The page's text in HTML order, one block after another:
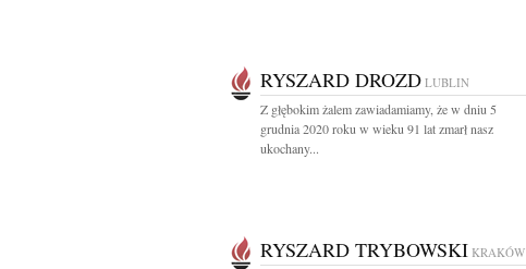
RYSZARD DROZD LUBLIN
Z głębokim żalem zawiadamiamy, że w dniu 5
grudnia 2020 roku w wieku 91 lat zmarł nasz
ukochany...
RYSZARD TRYBOWSKI KRAKÓW